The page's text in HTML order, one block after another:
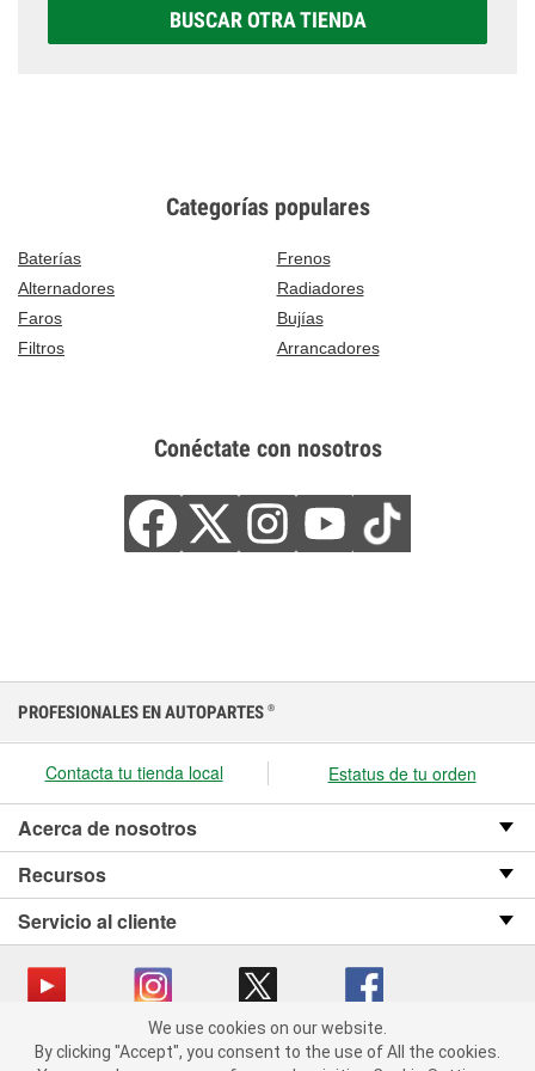
BUSCAR OTRA TIENDA
Categorías populares
Baterías
Frenos
Alternadores
Radiadores
Faros
Bujías
Filtros
Arrancadores
Conéctate con nosotros
We use cookies on our website. By clicking "Accept", you consent
to the use of All the cookies.
PROFESIONALES EN AUTOPARTES ®
Contacta tu tienda local Estatus de tu orden
Acerca de nosotros
Recursos
Servicio al cliente
Copyright © 2008-2026 O’Reilly Auto Parts v OST_3.2.0.0.729 (3) cv1361
We use cookies on our website.
By clicking "Accept", you consent to the use of All the cookies.